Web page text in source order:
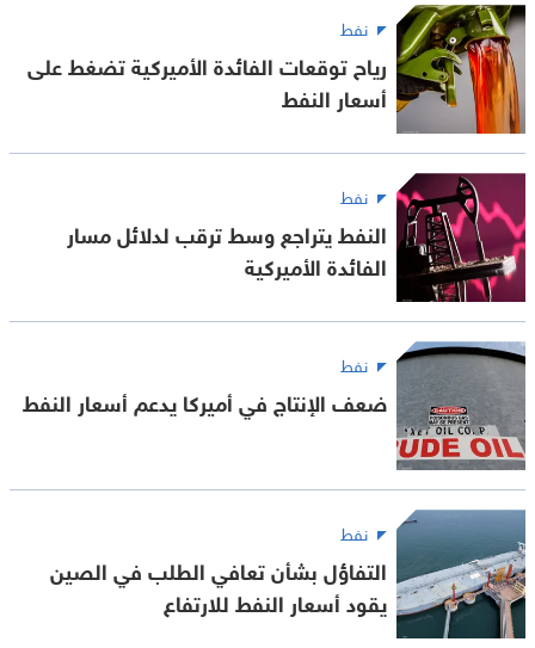
نفط
رياح توقعات الفائدة الأميركية تضغط على
أسعار النفط
نفط
النفط يتراجع وسط ترقب لدلائل مسار
الفائدة الأميركية
نفط
ضعف الإنتاج في أميركا يدعم أسعار النفط
نفط
التفاؤل بشأن تعافي الطلب في الصين
يقود أسعار النفط للارتفاع